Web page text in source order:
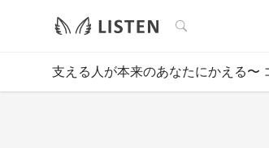
検索
支える人が本来のあなたにかえる〜